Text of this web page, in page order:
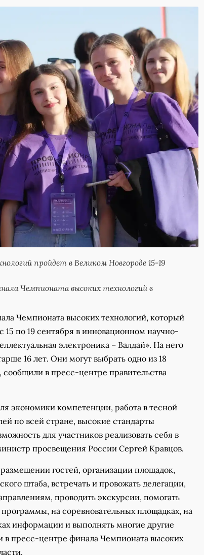
пройдет в Великом Новгороде 15-19
Чемпионата высоких технологий в
Чемпионата высоких технологий, который
15 по 19 сентября в инновационном научно-
электроника – Валдай». На него
16 лет. Они могут выбрать одно из 18
в пресс-центре правительства
экономики компетенции, работа в тесной
по всей стране, высокие стандарты
для участников реализовать себя в
просвещения России Сергей Кравцов.
гостей, организации площадок,
штаба, встречать и провожать делегации,
проводить экскурсии, помогать
программы, на соревновательных площадках, на
информации и выполнять многие другие
в пресс-центре финала Чемпионата высоких